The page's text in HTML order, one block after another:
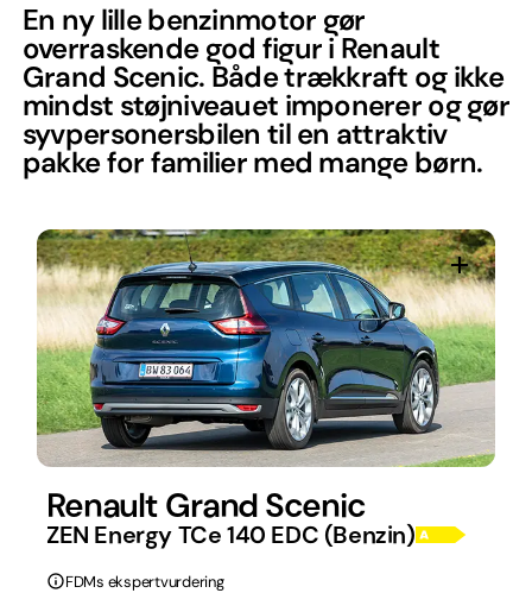
En ny lille benzinmotor gør
overraskende god figur i Renault
Grand Scenic. Både trækkraft og ikke
mindst støjniveauet imponerer og gør
syvpersonersbilen til en attraktiv
pakke for familier med mange børn.
Renault Grand Scenic
ZEN Energy TCe 140 EDC (Benzin)
FDMs ekspertvurdering